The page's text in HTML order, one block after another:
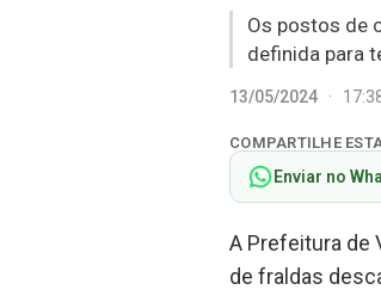
Os postos de
definida para
13/05/2024 ·
COMPARTILHE
Enviar no
A Prefeitura de
de fraldas